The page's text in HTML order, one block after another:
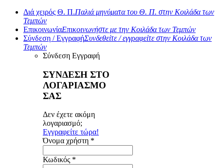
Διά χειρός Θ. Π.Παλιά μηνύματα του Θ. Π. στην Κοιλάδα των
Τεμπών
ΕπικοινωνίαΕπικοινωνήστε με την Κοιλάδα των Τεμπών
Σύνδεση / ΕγγραφήΣυνδεθείτε / εγγραφείτε στην Κοιλάδα των
Τεμπών
Σύνδεση Εγγραφή
ΣΥΝΔΕΣΗ ΣΤΟ
ΛΟΓΑΡΙΑΣΜΟ
ΣΑΣ
Δεν έχετε ακόμη
λογαριασμό;
Εγγραφείτε τώρα!
Όνομα χρήστη *
Κωδικός *